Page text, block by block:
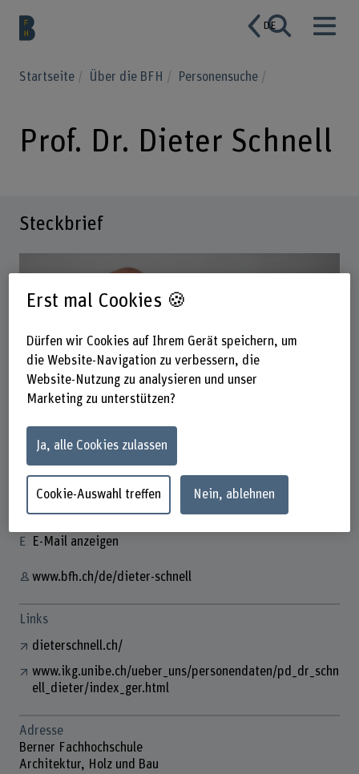
DE
Startseite Über die BFH Personensuche
Prof. Dr. Dieter Schnell
Steckbrief
Prof. Dr. Dieter Schnell
Dozent
Kontakt
+41 34 426 42 18
E-Mail anzeigen
www.bfh.ch/de/dieter-schnell
Links
dieterschnell.ch/
www.ikg.unibe.ch/ueber_uns/personendaten/pd_dr_schn
ell_dieter/index_ger.html
Adresse
Berner Fachhochschule
Architektur, Holz und Bau
Erst mal Cookies 🍪
Dürfen wir Cookies auf Ihrem Gerät speichern, um
die Website-Navigation zu verbessern, die
Website-Nutzung zu analysieren und unser
Marketing zu unterstützen?
Ja, alle Cookies zulassen
Cookie-Auswahl treffen Nein, ablehnen